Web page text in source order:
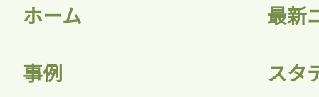
ホーム 最新
事例 スタ